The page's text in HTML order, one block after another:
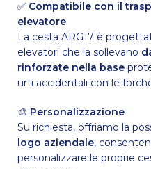
✅ Compatibile con il
elevatore
La cesta ARG17 è
elevatori che la sollevano
rinforzate nella base
urti accidentali con le
🎨 Personalizzazione
Su richiesta, offriamo la
logo aziendale,
personalizzare le proprie